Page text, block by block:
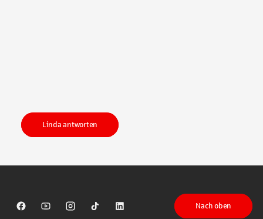
Linda antworten
Sparkasse auf Facebook
Sparkasse auf Youtube
Sparkasse auf Instagram
Sparkasse auf TikTok
Sparkasse auf LinkedIn
Nach oben